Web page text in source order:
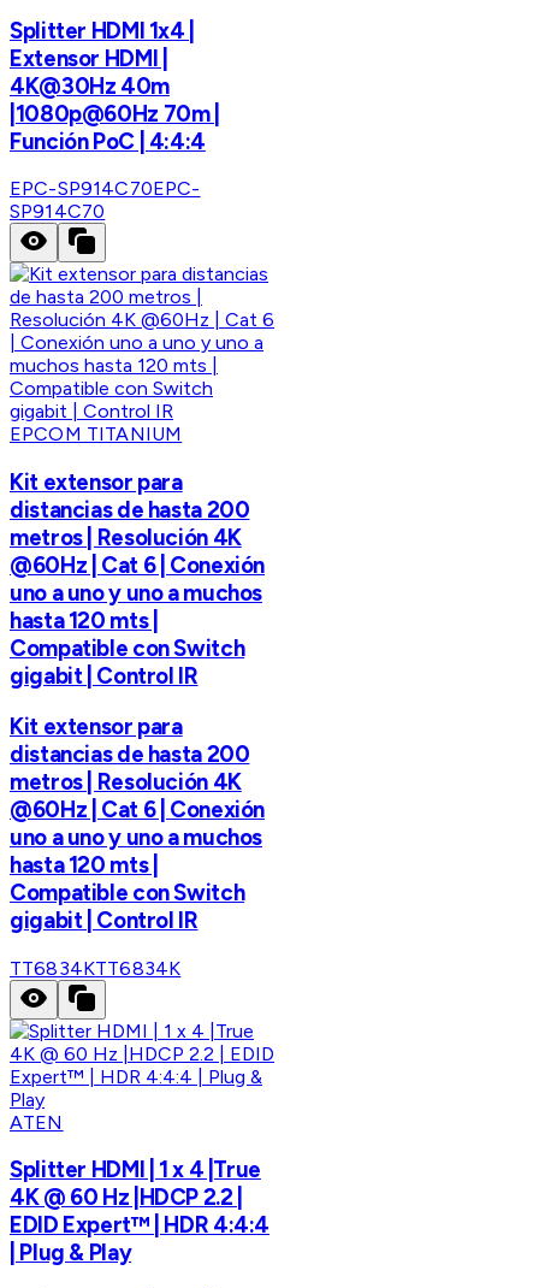
Splitter HDMI 1x4 |
Extensor HDMI |
4K@30Hz 40m
|1080p@60Hz 70m |
Función PoC | 4:4:4
EPC-SP914C70EPC-
SP914C70
EPCOM TITANIUM
Kit extensor para
distancias de hasta 200
metros | Resolución 4K
@60Hz | Cat 6 | Conexión
uno a uno y uno a muchos
hasta 120 mts |
Compatible con Switch
gigabit | Control IR
Kit extensor para
distancias de hasta 200
metros | Resolución 4K
@60Hz | Cat 6 | Conexión
uno a uno y uno a muchos
hasta 120 mts |
Compatible con Switch
gigabit | Control IR
TT6834KTT6834K
ATEN
Splitter HDMI | 1 x 4 |True
4K @ 60 Hz |HDCP 2.2 |
EDID Expert™ | HDR 4:4:4
| Plug & Play